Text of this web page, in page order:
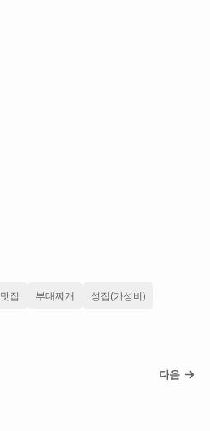
맛집 부대찌개 성집(가성비)
다음